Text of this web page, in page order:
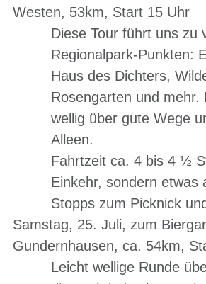
Westen, 53km, Start 15 Uhr
Diese Tour führt uns zu
Regionalpark-Punkten:
Haus des Dichters,
Rosengarten und mehr.
wellig über gute Wege
Alleen.
Fahrtzeit ca. 4 bis 4 ½
Einkehr, sondern etwas
Stopps zum Picknick
Samstag, 25. Juli, zum
Gundernhausen, ca. 54km,
Leicht wellige Runde